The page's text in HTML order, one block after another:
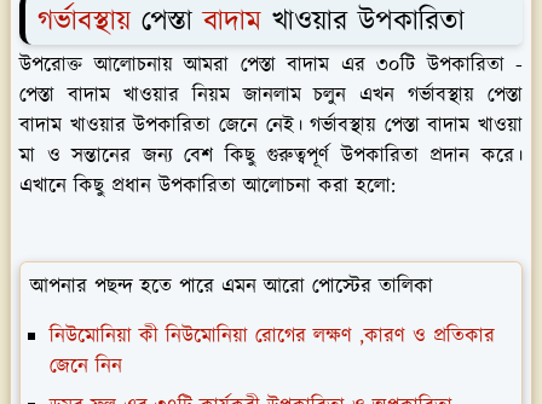
গর্ভাবস্থায় পেস্তাবাদাম খাওয়ার উপকারিতা
উপরোক্ত আলোচনায় আমরা পেস্তা বাদাম এর ৩০টি উপকারিতা -
পেস্তা বাদাম খাওয়ার নিয়ম জানলাম চলুন এখন গর্ভাবস্থায় পেস্তা
বাদাম খাওয়ার উপকারিতা জেনে নেই। গর্ভাবস্থায় পেস্তা বাদাম খাওয়া
মা ও সন্তানের জন্য বেশ কিছু গুরুত্বপূর্ণ উপকারিতা প্রদান করে।
এখানে কিছু প্রধান উপকারিতা আলোচনা করা হলো:
আপনার পছন্দ হতে পারে এমন আরো পোস্টের তালিকা
নিউমোনিয়া কী নিউমোনিয়া রোগের লক্ষণ ,কারণ ও প্রতিকার
জেনে নিন